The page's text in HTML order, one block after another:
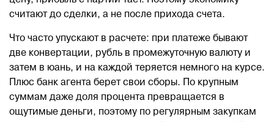
считают до сделки, а не после прихода счета.
Что часто упускают в расчете: при платеже бывают
две конвертации, рубль в промежуточную валюту и
затем в юань, и на каждой теряется немного на курсе.
Плюс банк агента берет свои сборы. По крупным
суммам даже доля процента превращается в
ощутимые деньги, поэтому по регулярным закупкам